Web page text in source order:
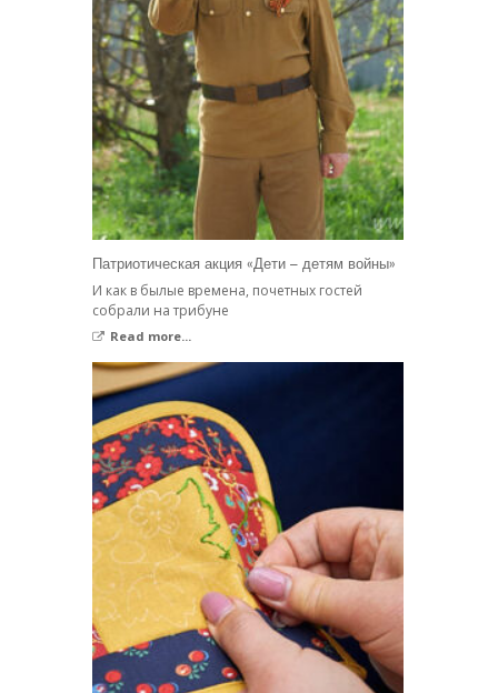
Патриотическая акция «Дети – детям войны»
И как в былые времена, почетных гостей
собрали на трибуне
Read more...